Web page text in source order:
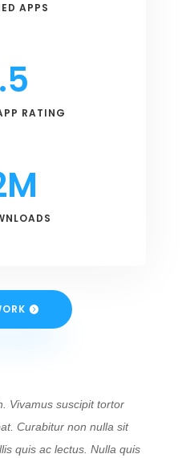
APPS
RATING
Vivamus suscipit tortor
Curabitur non nulla sit
quis ac lectus. Nulla quis